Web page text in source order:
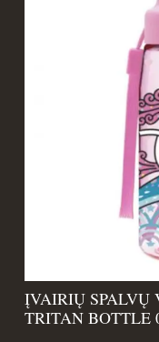
ĮVAIRIŲ SPALVŲ
TRITAN BOTTLE